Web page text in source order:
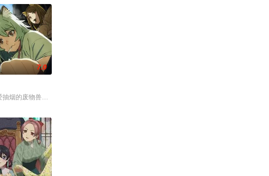
鸡飞
7.0
烟的废物兽人！ 因为缺乏伦理与卫生观念，不是把烟头往窗外乱丢，就是对